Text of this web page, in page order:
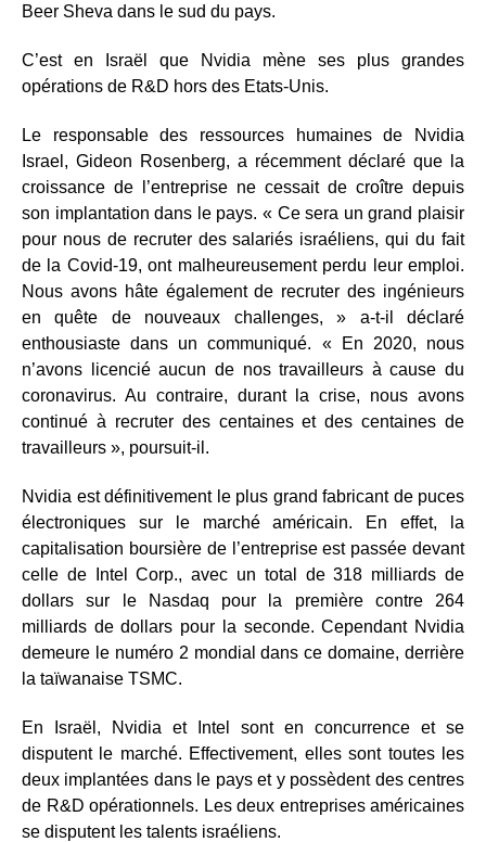
Beer Sheva dans le sud du pays.
C’est en Israël que Nvidia mène ses plus grandes
opérations de R&D hors des Etats-Unis.
Le responsable des ressources humaines de Nvidia
Israel, Gideon Rosenberg, a récemment déclaré que la
croissance de l’entreprise ne cessait de croître depuis
son implantation dans le pays. « Ce sera un grand plaisir
pour nous de recruter des salariés israéliens, qui du fait
de la Covid-19, ont malheureusement perdu leur emploi.
Nous avons hâte également de recruter des ingénieurs
en quête de nouveaux challenges, » a-t-il déclaré
enthousiaste dans un communiqué. « En 2020, nous
n’avons licencié aucun de nos travailleurs à cause du
coronavirus. Au contraire, durant la crise, nous avons
continué à recruter des centaines et des centaines de
travailleurs », poursuit-il.
Nvidia est définitivement le plus grand fabricant de puces
électroniques sur le marché américain. En effet, la
capitalisation boursière de l’entreprise est passée devant
celle de Intel Corp., avec un total de 318 milliards de
dollars sur le Nasdaq pour la première contre 264
milliards de dollars pour la seconde. Cependant Nvidia
demeure le numéro 2 mondial dans ce domaine, derrière
la taïwanaise TSMC.
En Israël, Nvidia et Intel sont en concurrence et se
disputent le marché. Effectivement, elles sont toutes les
deux implantées dans le pays et y possèdent des centres
de R&D opérationnels. Les deux entreprises américaines
se disputent les talents israéliens.